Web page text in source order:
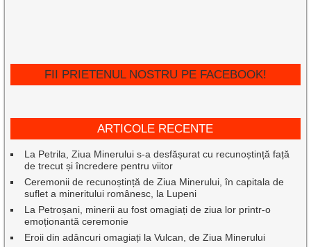
FII PRIETENUL NOSTRU PE FACEBOOK!
ARTICOLE RECENTE
La Petrila, Ziua Minerului s-a desfășurat cu recunoștință față
de trecut și încredere pentru viitor
Ceremonii de recunoștință de Ziua Minerului, în capitala de
suflet a mineritului românesc, la Lupeni
La Petroșani, minerii au fost omagiați de ziua lor printr-o
emoționantă ceremonie
Eroii din adâncuri omagiați la Vulcan, de Ziua Minerului